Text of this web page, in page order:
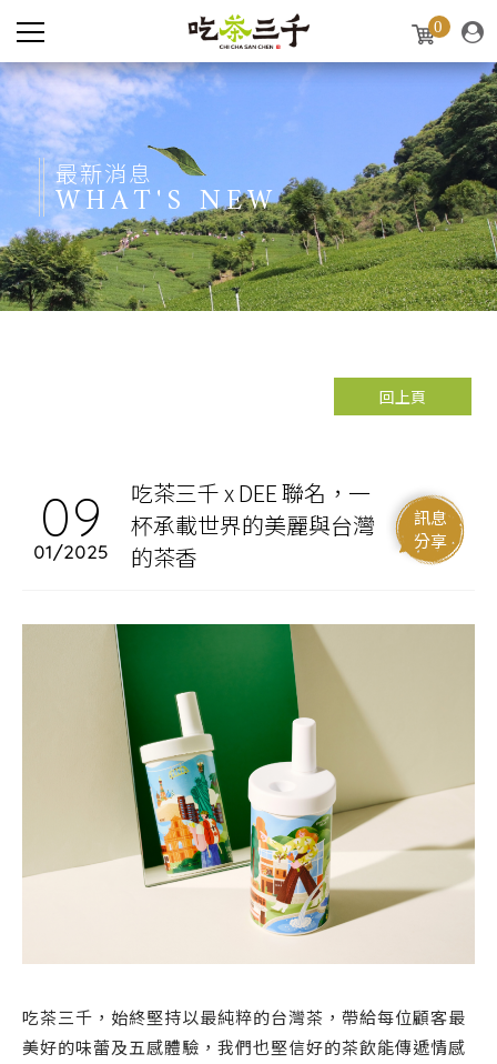
最新消息
WHAT'S NEW
回上頁
09
01/2025
吃茶三千 x DEE 聯名，一
杯承載世界的美麗與台灣
的茶香
訊息
分享
吃茶三千，始終堅持以最純粹的台灣茶，帶給每位顧客最
美好的味蕾及五感體驗，我們也堅信好的茶飲能傳遞情感
0